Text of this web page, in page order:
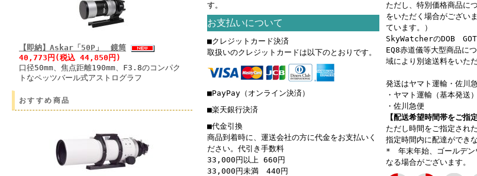
【即納】Askar「50P」 鏡筒
40,773円(税込 44,850円)
口径50mm、焦点距離190mm、F3.8のコンパク
トなペッツバール式アストログラフ
おすすめ商品
す。
お支払いについて
■クレジットカード決済
取扱いのクレジットカードは以下のとおりです。
■PayPay（オンライン決済）
■楽天銀行決済
■代金引換
商品到着時に、運送会社の方に代金をお支払いく
ださい。代引き手数料
33,000円以上 660円
33,000円未満 440円
ただし、特別価格商品に
をいただく場合がござい
ています。）
SkyWatcherのDOB
EQ8赤道儀等大型商品に
域により別途送料をいた
発送はヤマト運輸・佐川
・ヤマト運輸（基本発送）
・佐川急便
【配送希望時間帯をご指
ただし時間をご指定され
指定時間内に配達ができ
* 年末年始、ゴールデン
なる場合がございます。